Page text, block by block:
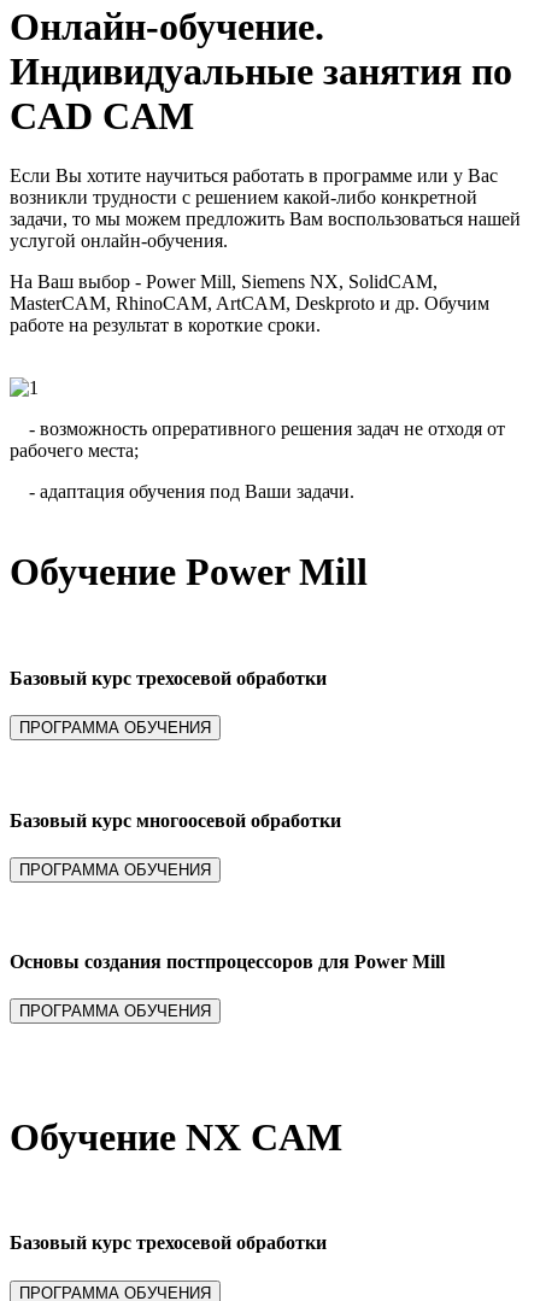
Онлайн-обучение.
Индивидуальные занятия по
CAD CAM
Если Вы хотите научиться работать в программе или у Вас
возникли трудности с решением какой-либо конкретной
задачи, то мы можем предложить Вам воспользоваться нашей
услугой онлайн-обучения.
На Ваш выбор - Power Mill, Siemens NX, SolidCAM,
MasterCAM, RhinoCAM, ArtCAM, Deskproto и др. Обучим
работе на результат в короткие сроки.
- возможность опреративного решения задач не отходя от
рабочего места;
- адаптация обучения под Ваши задачи.
Обучение Power Mill
Базовый курс трехосевой обработки
Базовый курс многоосевой обработки
Основы создания постпроцессоров для Power Mill
Обучение NX CAM
Базовый курс трехосевой обработки